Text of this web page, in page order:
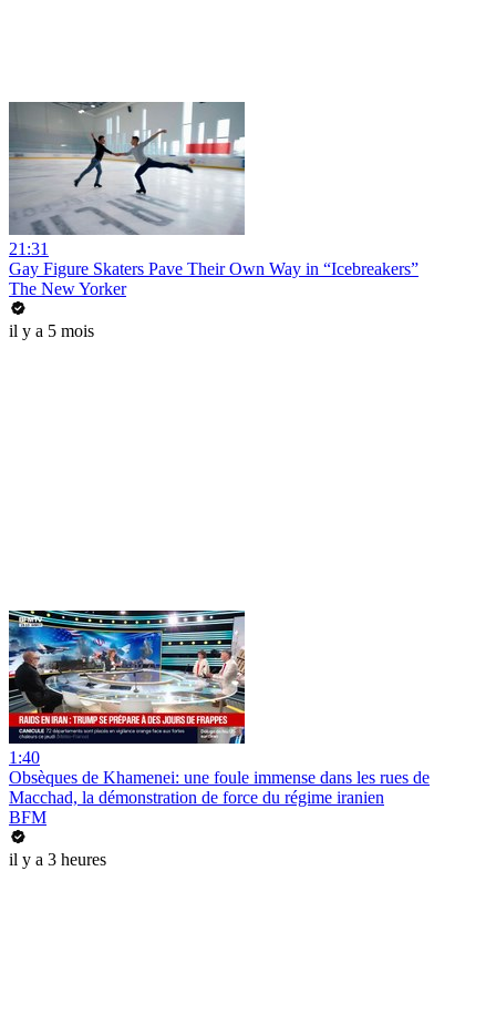
21:31
Gay Figure Skaters Pave Their Own Way in “Icebreakers”
The New Yorker
il y a 5 mois
1:40
Obsèques de Khamenei: une foule immense dans les rues de
Macchad, la démonstration de force du régime iranien
BFM
il y a 3 heures